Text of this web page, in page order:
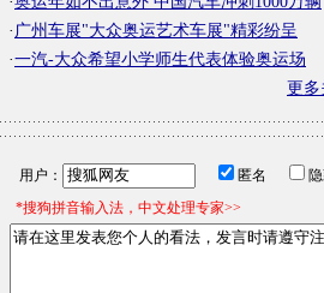
· 广州车展"大众奥运艺术车展"精彩纷呈
·一汽-大众希望小学师生代表体验奥运场
更
用户： 匿名
*搜狗拼音输入法，中文处理专家>>